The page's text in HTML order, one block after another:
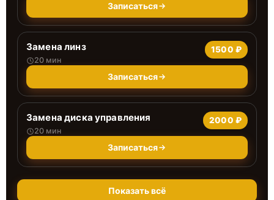
Записаться
Замена линз
20 мин
1500 ₽
Записаться
Замена диска управления
20 мин
2000 ₽
Записаться
Показать всё